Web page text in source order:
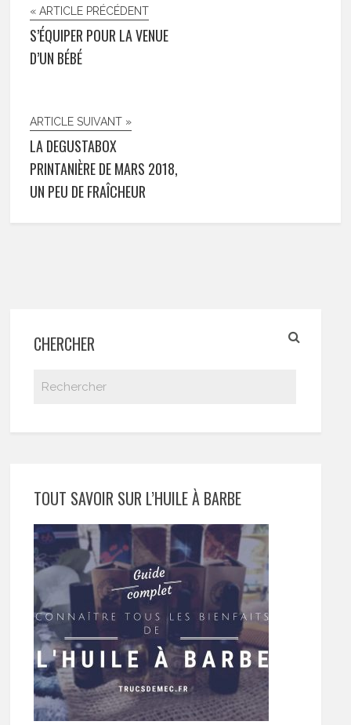
« ARTICLE PRÉCÉDENT
S’ÉQUIPER POUR LA VENUE
D’UN BÉBÉ
ARTICLE SUIVANT »
LA DEGUSTABOX
PRINTANIÈRE DE MARS 2018,
UN PEU DE FRAÎCHEUR
CHERCHER
TOUT SAVOIR SUR L’HUILE À BARBE